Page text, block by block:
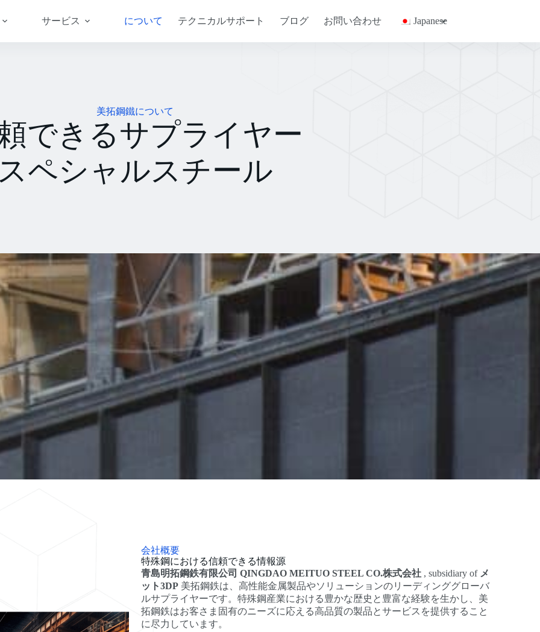
サービス について テクニカルサポート ブログ お問い合わせ Japanese
美拓鋼鐵について
できるサプライヤー
ペシャルスチール
会社概要
特殊鋼における信頼できる情報源
青島明拓鋼鉄有限公司 QINGDAO MEITUO STEEL CO.株式会社 , subsidiary of メ
ット3DP 美拓鋼鉄は、高性能金属製品やソリューションのリーディンググローバ
ルサプライヤーです。特殊鋼産業における豊かな歴史と豊富な経験を生かし、美
拓鋼鉄はお客さま固有のニーズに応える高品質の製品とサービスを提供すること
に尽力しています。